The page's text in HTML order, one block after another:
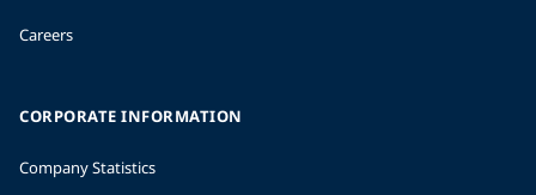
Careers
CORPORATE INFORMATION
Company Statistics